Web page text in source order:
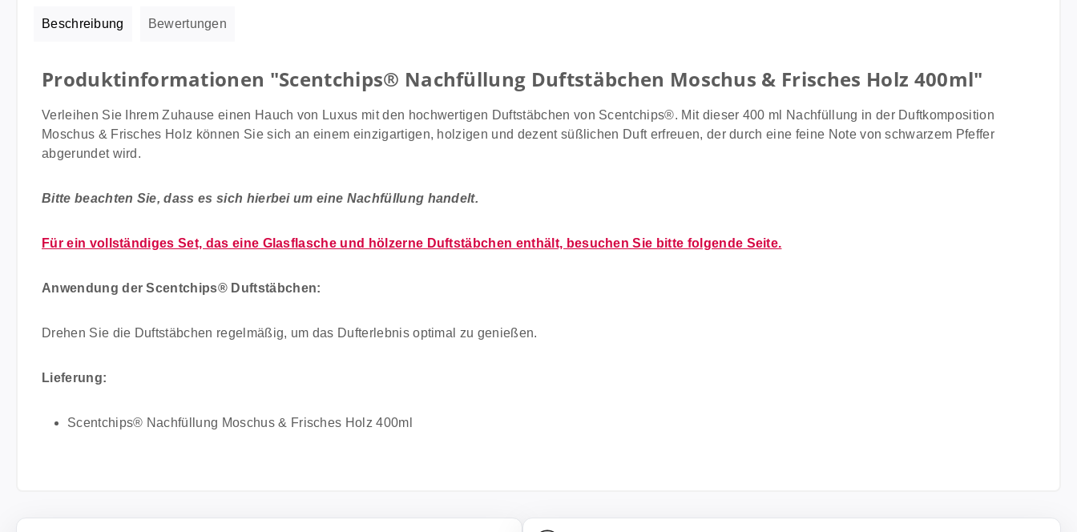
Beschreibung Bewertungen
Produktinformationen "Scentchips® Nachfüllung Duftstäbchen Moschus & Frisches Holz 400ml"
Verleihen Sie Ihrem Zuhause einen Hauch von Luxus mit den hochwertigen Duftstäbchen von Scentchips®. Mit dieser 400 ml Nachfüllung in der Duftkomposition
Moschus & Frisches Holz können Sie sich an einem einzigartigen, holzigen und dezent süßlichen Duft erfreuen, der durch eine feine Note von schwarzem Pfeffer
abgerundet wird.
Bitte beachten Sie, dass es sich hierbei um eine Nachfüllung handelt.
Für ein vollständiges Set, das eine Glasflasche und hölzerne Duftstäbchen enthält, besuchen Sie bitte folgende Seite.
Anwendung der Scentchips® Duftstäbchen:
Drehen Sie die Duftstäbchen regelmäßig, um das Dufterlebnis optimal zu genießen.
Lieferung:
Scentchips® Nachfüllung Moschus & Frisches Holz 400ml